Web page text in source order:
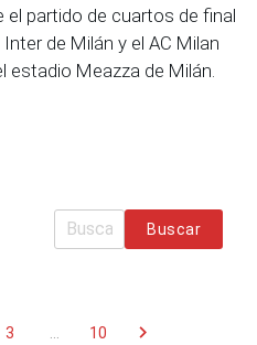
el partido de cuartos de final
de Milán y el AC Milan
estadio Meazza de Milán.
Buscar
3 10 chevron_right